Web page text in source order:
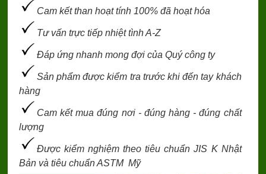
Cam kết than hoạt tính 100% đã hoạt hóa
Tư vấn trực tiếp nhiệt tình A-Z
Đáp ứng nhanh mong đợi của Quý công ty
Sản phẩm được kiểm tra trước khi đến tay khách
hàng
Cam kết mua đúng nơi - đúng hàng - đúng chất
lượng
Được kiểm nghiệm theo tiêu chuẩn JIS K Nhật
Bản và tiêu chuẩn ASTM Mỹ